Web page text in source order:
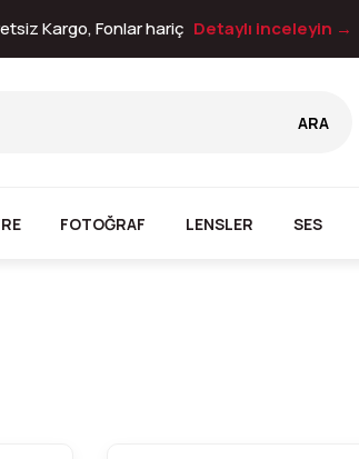
Kargo, Fonlar hariç Detaylı inceleyin →
ARA
FOTOĞRAF LENSLER SES